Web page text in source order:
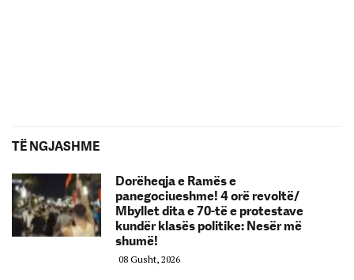
TË NGJASHME
Dorëheqja e Ramës e
panegociueshme! 4 orë revoltë/
Mbyllet dita e 70-të e protestave
kundër klasës politike: Nesër më
shumë!
08 Gusht, 2026